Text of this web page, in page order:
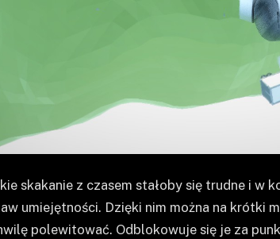
skakanie z czasem stałoby się trudne i w
umiejętności. Dzięki nim można na krótki
polewitować. Odblokowuje się je za